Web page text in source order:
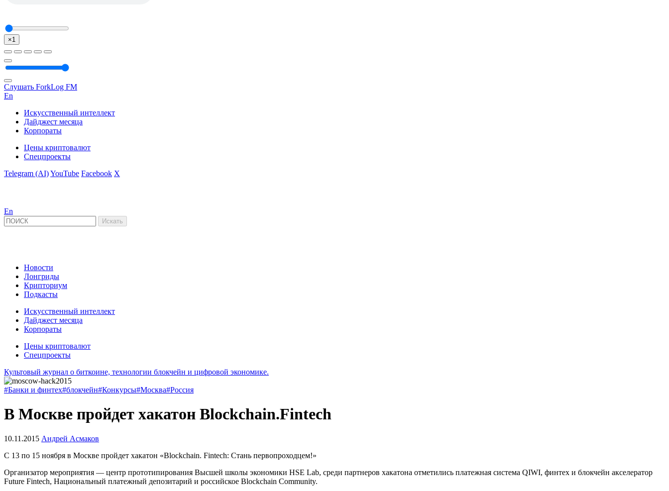
×1
Слушать ForkLog FM
En
Искусственный интеллект
Дайджест месяца
Корпораты
Цены криптовалют
Спецпроекты
Telegram (AI)YouTube Facebook X
En
Новости
Лонгриды
Крипториум
Подкасты
Искусственный интеллект
Дайджест месяца
Корпораты
Цены криптовалют
Спецпроекты
Культовый журнал о биткоине, технологии блокчейн и цифровой экономике.
#Банки и финтех#блокчейн#Конкурсы#Москва#Россия
В Москве пройдет хакатон Blockchain.Fintech
10.11.2015 Андрей Асмаков
С 13 по 15 ноября в Москве пройдет хакатон «Blockchain. Fintech: Стань первопроходцем!»
Организатор мероприятия — центр прототипирования Высшей школы экономики HSE Lab, среди партнеров хакатона отметились платежная система QIWI, финтех и блокчейн акселератор
Future Fintech, Национальный платежный депозитарий и российское Blockchain Community.